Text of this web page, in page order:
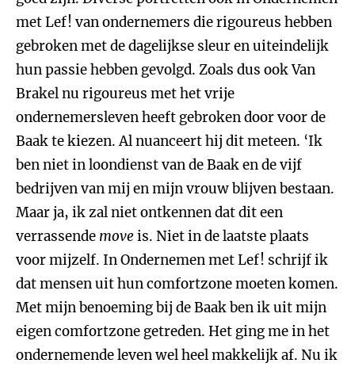
met Lef! van ondernemers die rigoureus hebben
gebroken met de dagelijkse sleur en uiteindelijk
hun passie hebben gevolgd. Zoals dus ook Van
Brakel nu rigoureus met het vrije
ondernemersleven heeft gebroken door voor de
Baak te kiezen. Al nuanceert hij dit meteen. ‘Ik
ben niet in loondienst van de Baak en de vijf
bedrijven van mij en mijn vrouw blijven bestaan.
Maar ja, ik zal niet ontkennen dat dit een
verrassende move is. Niet in de laatste plaats
voor mijzelf. In Ondernemen met Lef! schrijf ik
dat mensen uit hun comfortzone moeten komen.
Met mijn benoeming bij de Baak ben ik uit mijn
eigen comfortzone getreden. Het ging me in het
ondernemende leven wel heel makkelijk af. Nu ik